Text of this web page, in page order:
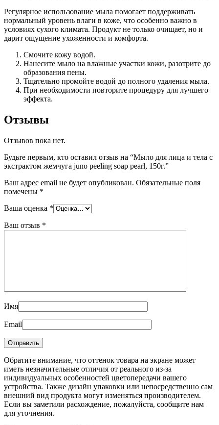
Регулярное использование мыла помогает поддерживать
нормальный уровень влаги в коже, что особенно важно в
условиях сухого климата. Продукт не только очищает, но и
дарит ощущение ухоженности и комфорта.
Смочите кожу водой.
Нанесите мыло на влажные участки кожи, разотрите до
образования пены.
Тщательно промойте водой до полного удаления мыла.
При необходимости повторите процедуру для лучшего
эффекта.
Отзывы
Отзывов пока нет.
Будьте первым, кто оставил отзыв на “Мыло для лица и тела с
экстрактом жемчуга juno peeling soap pearl, 150г.”
Ваш адрес email не будет опубликован. Обязательные поля
помечены *
Ваша оценка *
Ваш отзыв *
Имя
Email
Обратите внимание, что оттенок товара на экране может
иметь незначительные отличия от реального из-за
индивидуальных особенностей цветопередачи вашего
устройства. Также дизайн упаковки или непосредственно сам
внешний вид продукта могут изменяться производителем.
Если вы заметили расхождение, пожалуйста, сообщите нам
для уточнения.